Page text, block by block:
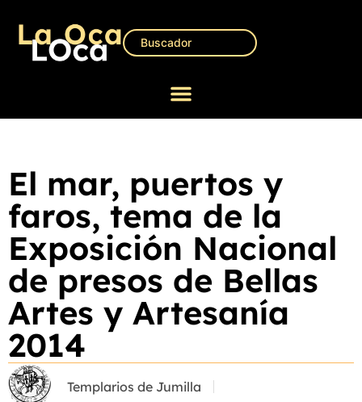
El mar, puertos y
faros, tema de la
Exposición Nacional
de presos de Bellas
Artes y Artesanía
2014
Templarios de Jumilla